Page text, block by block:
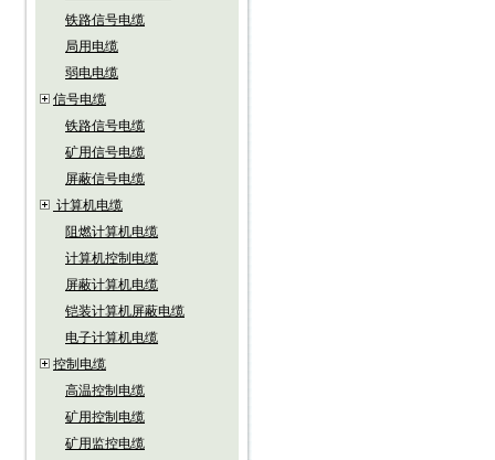
铁路信号电缆
局用电缆
弱电电缆
信号电缆
铁路信号电缆
矿用信号电缆
屏蔽信号电缆
计算机电缆
阻燃计算机电缆
计算机控制电缆
屏蔽计算机电缆
铠装计算机屏蔽电缆
电子计算机电缆
控制电缆
高温控制电缆
矿用控制电缆
矿用监控电缆